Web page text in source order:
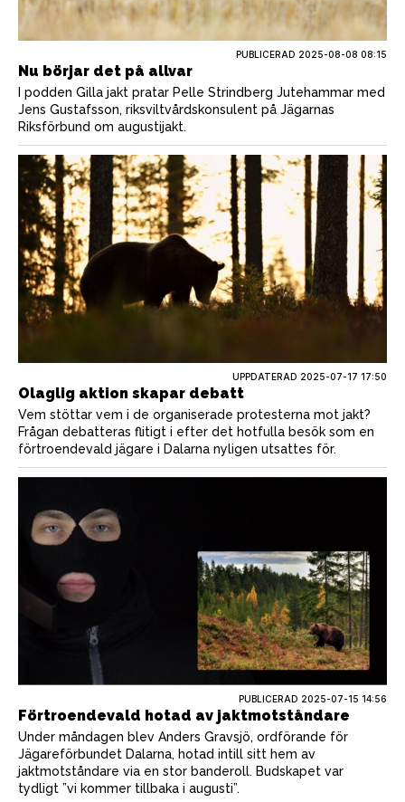
PUBLICERAD 2025-08-08 08:15
Nu börjar det på allvar
I podden Gilla jakt pratar Pelle Strindberg Jutehammar med
Jens Gustafsson, riksviltvårdskonsulent på Jägarnas
Riksförbund om augustijakt.
UPPDATERAD 2025-07-17 17:50
Olaglig aktion skapar debatt
Vem stöttar vem i de organiserade protesterna mot jakt?
Frågan debatteras flitigt i efter det hotfulla besök som en
förtroendevald jägare i Dalarna nyligen utsattes för.
PUBLICERAD 2025-07-15 14:56
Förtroendevald hotad av jaktmotståndare
Under måndagen blev Anders Gravsjö, ordförande för
Jägareförbundet Dalarna, hotad intill sitt hem av
jaktmotståndare via en stor banderoll. Budskapet var
tydligt ”vi kommer tillbaka i augusti”.